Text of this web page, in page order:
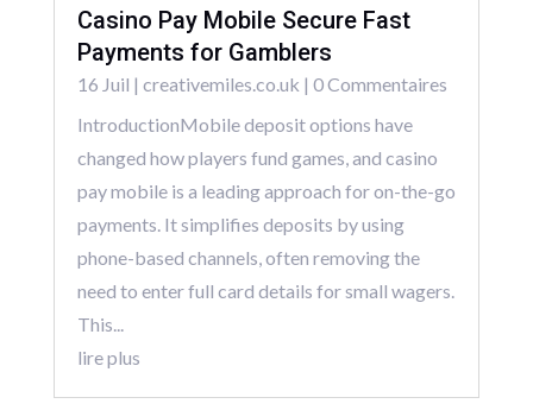
Casino Pay Mobile Secure Fast
Payments for Gamblers
16 Juil | creativemiles.co.uk | 0 Commentaires
IntroductionMobile deposit options have
changed how players fund games, and casino
pay mobile is a leading approach for on-the-go
payments. It simplifies deposits by using
phone-based channels, often removing the
need to enter full card details for small wagers.
This...
lire plus